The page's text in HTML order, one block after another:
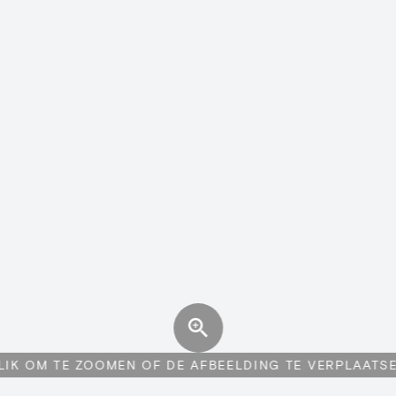
OM TE ZOOMEN OF DE AFBEELDING TE